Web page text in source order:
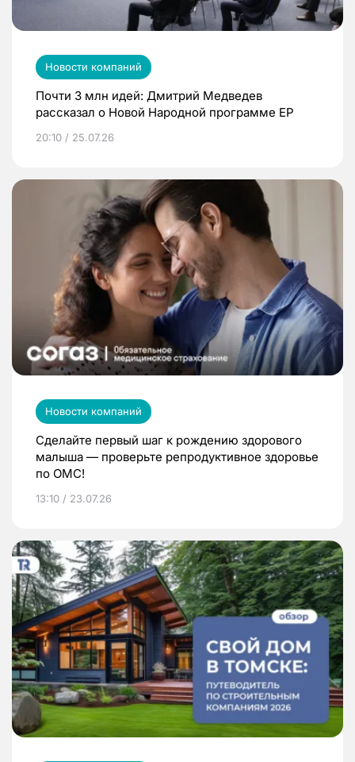
Новости компаний
Почти 3 млн идей: Дмитрий Медведев
рассказал о Новой Народной программе ЕР
20:10 / 25.07.26
Новости компаний
Сделайте первый шаг к рождению здорового
малыша — проверьте репродуктивное здоровье
по ОМС!
13:10 / 23.07.26